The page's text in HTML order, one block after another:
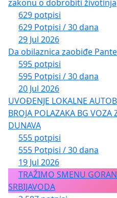
zakonu o dobrobiti životinja
629 potpisi
629 Potpisi / 30 dana
29 Jul 2026
Da obilaznica zaobiđe
595 potpisi
595 Potpisi / 30 dana
20 Jul 2026
UVOĐENJE LOKALNE
BROJA POLAZAKA BG VOZA
DUNAVA
555 potpisi
555 Potpisi / 30 dana
19 Jul 2026
TRAŽIMO SMENU
SRBIJAVODA